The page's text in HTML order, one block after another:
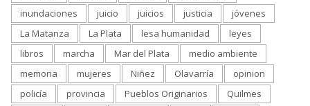
inundaciones
juicio juicios justicia
jóvenes
La Matanza
La Plata lesa humanidad
leyes
libros
marcha Mar del Plata
medio ambiente
memoria
mujeres Niñez Olavarría
opinion
policía
provincia Pueblos Originarios
Quilmes